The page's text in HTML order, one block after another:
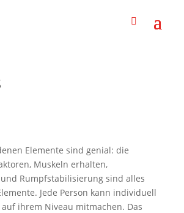
Elemente sind genial: die
Muskeln erhalten,
Rumpfstabilisierung sind alles
Jede Person kann individuell
ihrem Niveau mitmachen. Das